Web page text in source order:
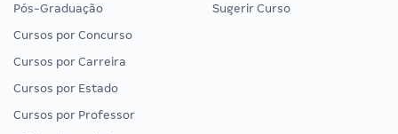
Pós-Graduação
Cursos por Concurso
Cursos por Carreira
Cursos por Estado
Cursos por Professor
Sugerir Curso